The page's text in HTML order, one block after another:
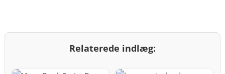
Relaterede indlæg: